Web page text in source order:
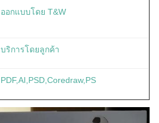
ออกแบบโดย T&W
บริการโดยลูกค้า
PDF,AI,PSD,Coredraw,PS